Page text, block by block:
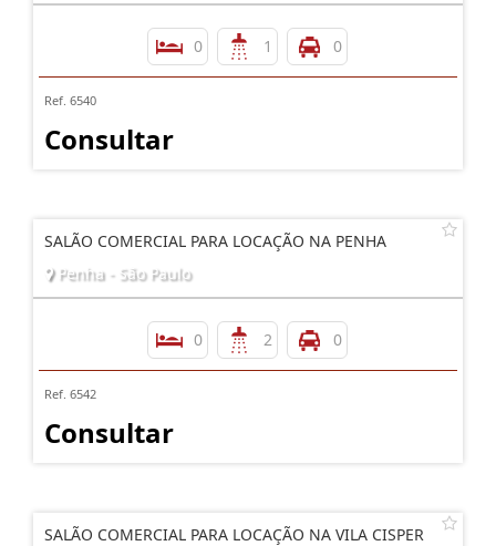
0 1 0
Ref. 6540
Consultar
SALÃO COMERCIAL PARA LOCAÇÃO NA PENHA
Penha - São Paulo
0 2 0
Ref. 6542
Consultar
SALÃO COMERCIAL PARA LOCAÇÃO NA VILA CISPER